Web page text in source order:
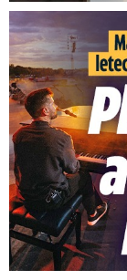
Marek Ztracený